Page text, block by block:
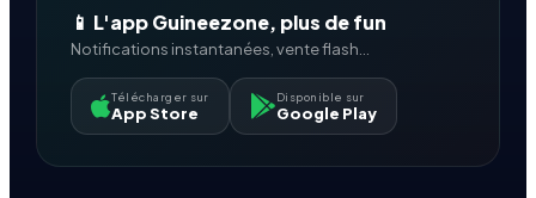
📱 L'app Guineezone, plus de fun
Notifications instantanées, vente flash...
Télécharger sur
App Store
Disponible sur
Google Play